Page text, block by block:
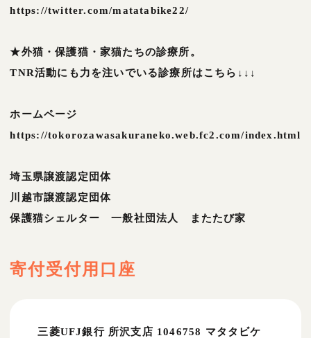
https://twitter.com/matatabike22/
★外猫・保護猫・家猫たちの診療所。
TNR活動にも力を注いでいる診療所はこちら↓↓↓
ホームページ
https://tokorozawasakuraneko.web.fc2.com/index.html
埼玉県譲渡認定団体
川越市譲渡認定団体
保護猫シェルター 一般社団法人 またたび家
寄付受付用口座
三菱UFJ銀行 所沢支店 1046758 マタタビケ